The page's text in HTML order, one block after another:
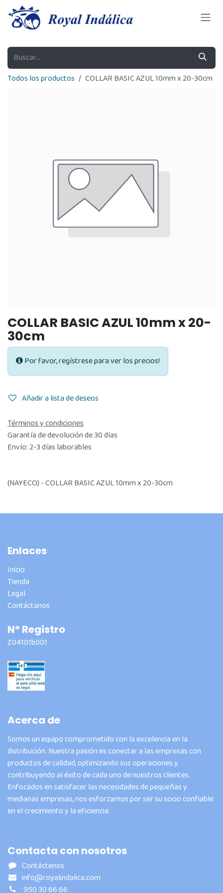
Ir al contenido
Todos los productos COLLAR BASIC AZUL 10mm x 20-30cm
COLLAR BASIC AZUL 10mm x 20-
30cm
Por favor, regístrese para ver los precios!
Añadir a lista de deseos
Términos y condiciones
Garantía de devolución de 30 días
Envío: 2-3 días laborables
(NAYECO) - COLLAR BASIC AZUL 10mm x 20-30cm
Enlaces
Inicio
Tienda
Legal
Contáctanos
Nº Registro
Z04101b001
Acerca de
Somos un equipo comprometido con la excelencia en la
distribución. Nuestra pasión es conectar a las empresas con
productos de calidad, optimizando sus operaciones y
contribuyendo al éxito de cada uno de nuestros clientes.
Enfocados en satisfacer las necesidades de pequeñas y
medianas empresas, nos esforzamos por ser su socio confiable
en el crecimiento y la eficiencia.
Contacta con nosotros
Contáctenos
info@royalindalica.com
950 30 66 66